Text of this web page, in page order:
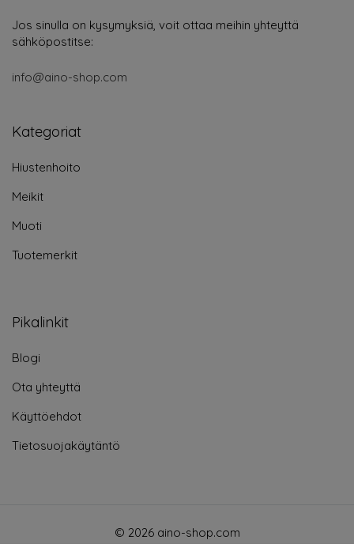
Jos sinulla on kysymyksiä, voit ottaa meihin yhteyttä
sähköpostitse:
info@aino-shop.com
Kategoriat
Hiustenhoito
Meikit
Muoti
Tuotemerkit
Pikalinkit
Blogi
Ota yhteyttä
Käyttöehdot
Tietosuojakäytäntö
© 2026 aino-shop.com